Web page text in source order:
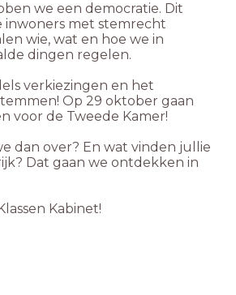
we een democratie. Dit
met stemrecht
wie, wat en hoe we in
dingen regelen.
verkiezingen en het
Op 29 oktober gaan
voor de Tweede Kamer!
dan over? En wat vinden jullie
Dat gaan we ontdekken in